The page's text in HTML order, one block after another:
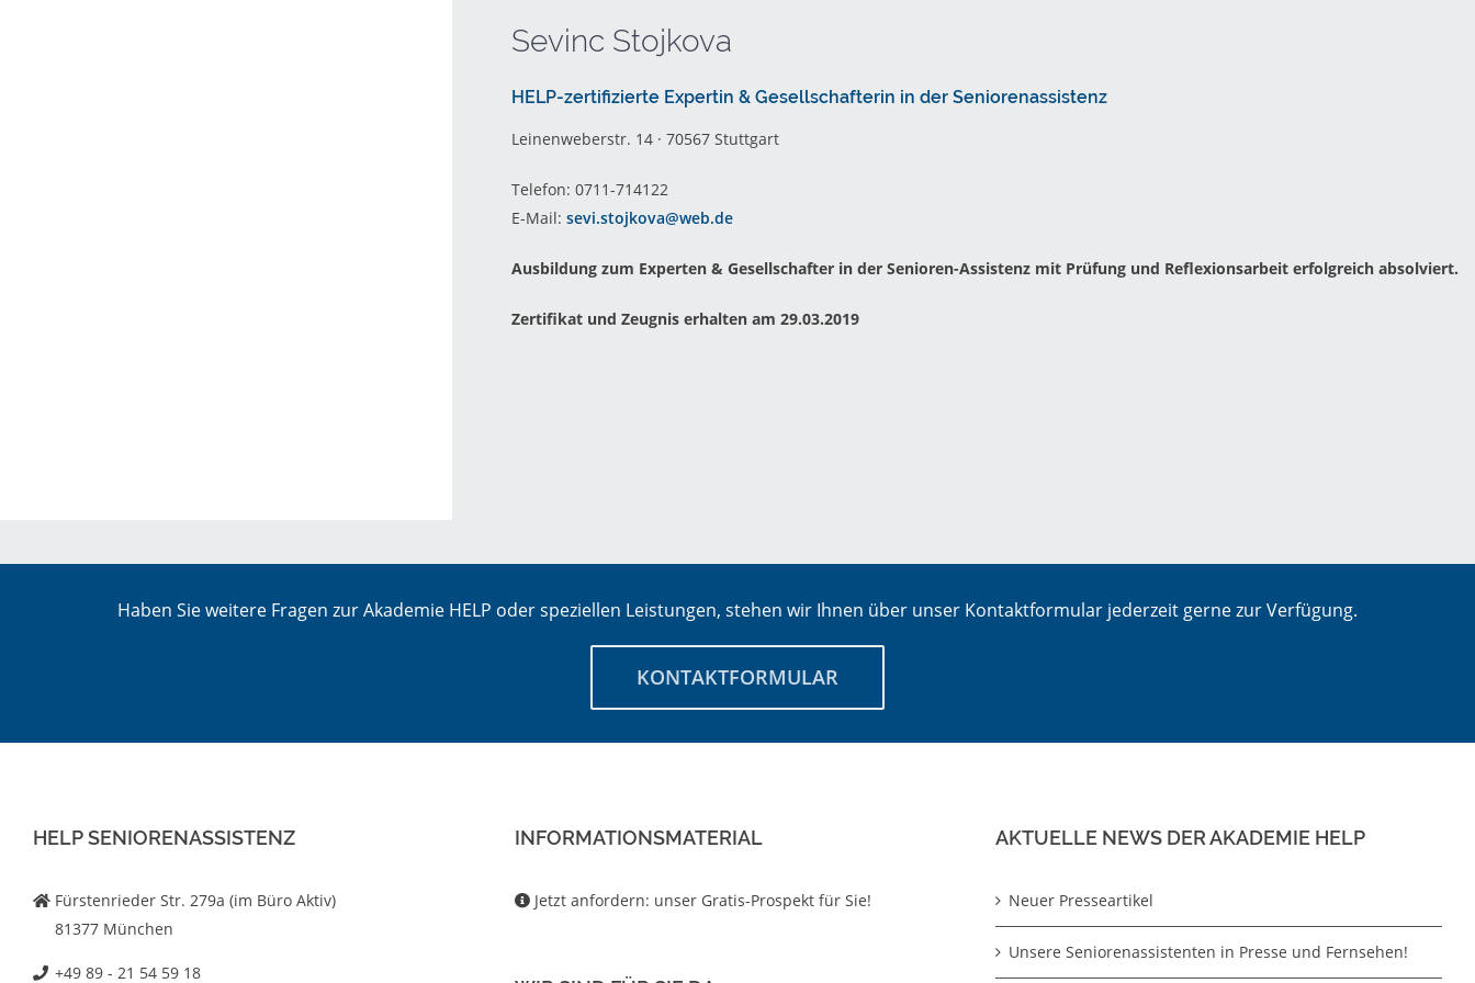
Sevinc Stojkova
HELP-zertifizierte Expertin & Gesellschafterin in der Seniorenassistenz
Leinenweberstr. 14 · 70567 Stuttgart
Telefon: 0711-714122
E-Mail: sevi.stojkova@web.de
Ausbildung zum Experten & Gesellschafter in der Senioren-Assistenz mit Prüfung und Reflexionsarbeit erfolgreich absolviert.
Zertifikat und Zeugnis erhalten am 29.03.2019
Haben Sie weitere Fragen zur Akademie HELP oder speziellen Leistungen, stehen wir Ihnen über unser Kontaktformular jederzeit gerne zur Verfügung.
KONTAKTFORMULAR
HELP SENIORENASSISTENZ
Fürstenrieder Str. 279a (im Büro Aktiv)
81377 München
+49 89 - 21 54 59 18
INFORMATIONSMATERIAL
Jetzt anfordern: unser Gratis-Prospekt für Sie!
AKTUELLE NEWS DER AKADEMIE HELP
Neuer Presseartikel
Unsere Seniorenassistenten in Presse und Fernsehen!